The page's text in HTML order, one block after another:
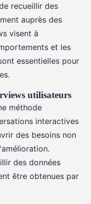
recueillir des
auprès des
visent à
et les
essentielles pour
utilisateurs
méthode
interactives
des besoins non
des données
être obtenues par